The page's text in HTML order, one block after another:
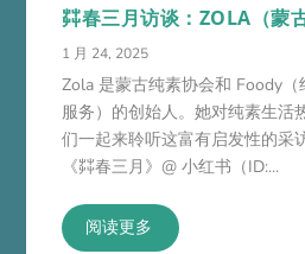
茻春三月访谈：ZOLA（蒙
1 月 24, 2025
Zola 是蒙古纯素协会和 Foody
服务）的创始人。她对纯素生活
们一起来聆听这富有启发性的采
《茻春三月》@ 小红书（ID:...
阅读更多